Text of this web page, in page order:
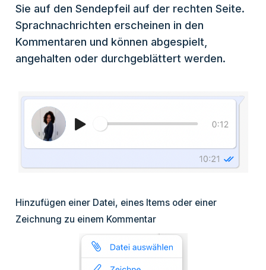
Sie auf den Sendepfeil auf der rechten Seite.
Sprachnachrichten erscheinen in den
Kommentaren und können abgespielt,
angehalten oder durchgeblättert werden.
Hinzufügen einer Datei, eines Items oder einer
Zeichnung zu einem Kommentar